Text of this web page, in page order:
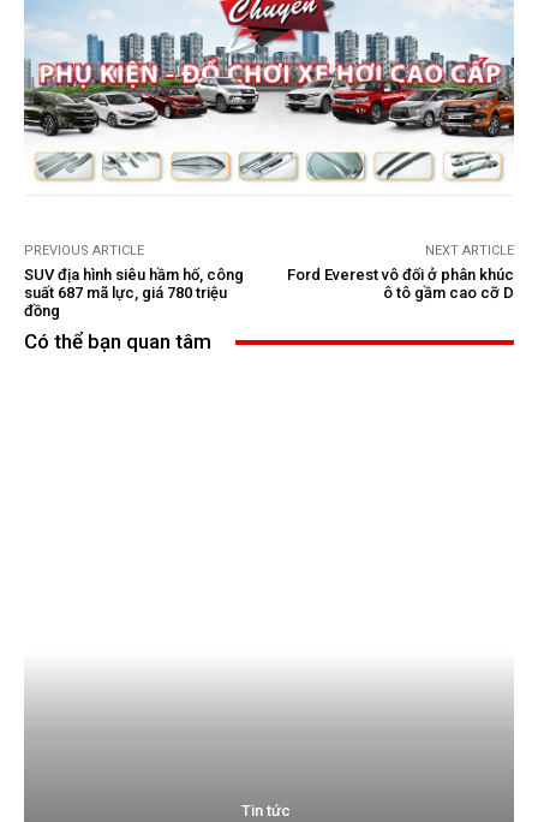
PREVIOUS ARTICLE
SUV địa hình siêu hầm hố, công
suất 687 mã lực, giá 780 triệu
đồng
NEXT ARTICLE
Ford Everest vô đối ở phân khúc
ô tô gầm cao cỡ D
Có thể bạn quan tâm
Tin tức